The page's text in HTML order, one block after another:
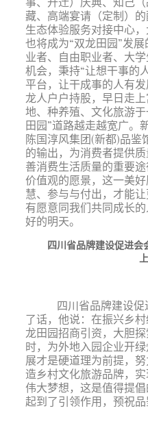
藏、高端宴请（定制）
生态体验服务对接中心
也将成为“双龙田园”发
业者、自由职业者、大
机会，秉持“让想干事的
平台，让干成事的人有
龙人户户持股，早日走
地、种养殖、文化旅游
田园”道路越走越宽广。
陈国淳风集团(新都)品鉴
的输出，为消费者提供
善消费生活质量的重要
价值观的愿景，这一美
慧、参与与付出，才能
有愿意同我们共同成长
好的明天。
四川省品牌建设促进会
四川省品牌建设
了话，他说：在振兴乡
龙田园招商引资，大胆
时，为外地入园企业开
展才是硬道理为前提，
造乡村文化旅游品牌，
伟大梦想，这是值得提
起到了引领作用，预祝品